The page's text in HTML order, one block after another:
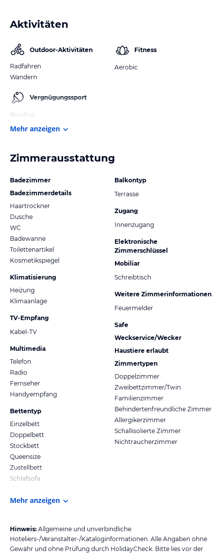
Aktivitäten
Outdoor-Aktivitäten
Radfahren
Wandern
Vergnügungssport
Bowling
Fitness
Aerobic
Mehr anzeigen
Zimmerausstattung
Badezimmer
Badezimmerdetails
Haartrockner
Dusche
WC
Badewanne
Toilettenartikel
Kosmetikspiegel
Klimatisierung
Heizung
Klimaanlage
TV-Empfang
Kabel-TV
Multimedia
Telefon
Radio
Fernseher
Handyempfang
Bettentyp
Einzelbett
Doppelbett
Stockbett
Queensize
Zustellbett
Schlafsofa
Balkontyp
Terrasse
Zugang
Innenzugang
Elektronische
Zimmerschlüssel
Mobiliar
Schreibtisch
Weitere Zimmerinformationen
Feuermelder
Safe
Weckservice/Wecker
Haustiere erlaubt
Zimmertypen
Doppelzimmer
Zweibettzimmer/Twin
Familienzimmer
Behindertenfreundliche Zimmer
Allergikerzimmer
Schallisolierte Zimmer
Nichtraucherzimmer
Mehr anzeigen
Hinweis: Allgemeine und unverbindliche
Hoteliers-/Veranstalter-/Kataloginformationen. Alle Angaben ohne
Gewähr und ohne Prüfung durch HolidayCheck. Bitte lies vor der